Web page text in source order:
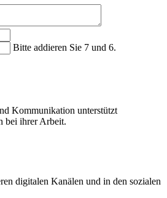
Bitte addieren Sie 7 und 6.
Kommunikation unterstützt
bei ihrer Arbeit.
digitalen Kanälen und in den sozialen